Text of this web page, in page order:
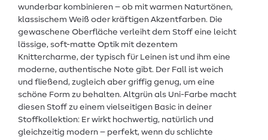
wunderbar kombinieren – ob mit warmen Naturtönen,
klassischem Weiß oder kräftigen Akzentfarben. Die
gewaschene Oberfläche verleiht dem Stoff eine leicht
lässige, soft-matte Optik mit dezentem
Knittercharme, der typisch für Leinen ist und ihm eine
moderne, authentische Note gibt. Der Fall ist weich
und fließend, zugleich aber griffig genug, um eine
schöne Form zu behalten. Altgrün als Uni-Farbe macht
diesen Stoff zu einem vielseitigen Basic in deiner
Stoffkollektion: Er wirkt hochwertig, natürlich und
gleichzeitig modern – perfekt, wenn du schlichte